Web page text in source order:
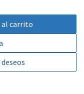
al carrito